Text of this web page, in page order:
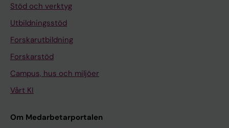
Stöd och verktyg
Utbildningsstöd
Forskarutbildning
Forskarstöd
Campus, hus och miljöer
Vårt KI
Om Medarbetarportalen